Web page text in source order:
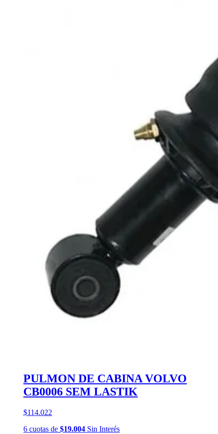
PULMON DE CABINA VOLVO
CB0006 SEM LASTIK
$114.022
6 cuotas de $19.004 Sin Interés